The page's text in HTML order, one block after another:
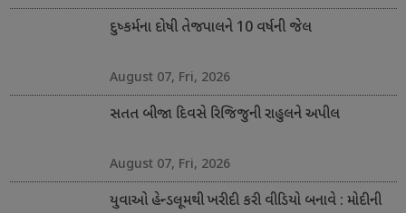
દુષ્કર્મના દોષી તેજપાલને 10 વર્ષની જેલ
August 07, Fri, 2026
સતત બીજા દિવસે રિજિજુની રાહુલને અપીલ
August 07, Fri, 2026
યુવાઓ હેન્ડલૂમથી ખરીદી કરી વીડિયો બનાવે : મોદીની